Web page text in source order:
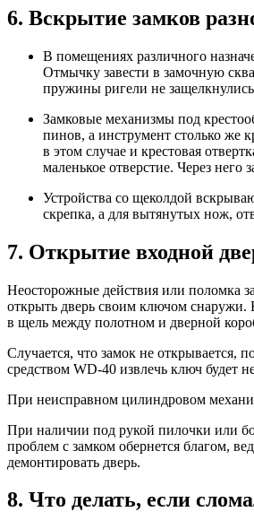
6. Вскрытие замков
В помещениях различного
Отмычку завести в замочную
пружины ригели не защелкнулись
Замковые механизмы под
пинов, а инструмент столько же
в этом случае и крестовая
маленькое отверстие. Через
Устройства со щеколдой
скрепка, а для вытянутых нож,
7. Открытие входной
Неосторожные действия или поломка
открыть дверь своим ключом
в щель между полотном и дверной
Случается, что замок не открывается,
средством WD-40 извлечь ключ
При неисправном цилиндровом
При наличии под рукой пилочки или
проблем с замком обернется благом,
демонтировать дверь.
8. Что делать, если